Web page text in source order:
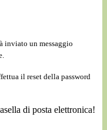
inviato un messaggio
il reset della password
di posta elettronica!